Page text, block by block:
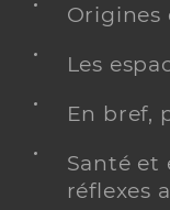
Origines
Les
En bref,
Santé et
réflexes